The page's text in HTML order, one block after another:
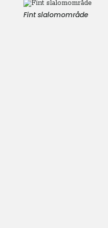
Fint slalomområde